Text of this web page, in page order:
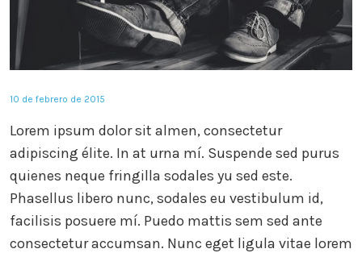
10 de febrero de 2015
Lorem ipsum dolor sit almen, consectetur
adipiscing élite. In at urna mí. Suspende sed purus
quienes neque fringilla sodales yu sed este.
Phasellus libero nunc, sodales eu vestibulum id,
facilisis posuere mí. Puedo mattis sem sed ante
consectetur accumsan. Nunc eget ligula vitae lorem